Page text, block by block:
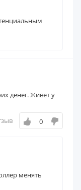
денег. Живет у
0
менять